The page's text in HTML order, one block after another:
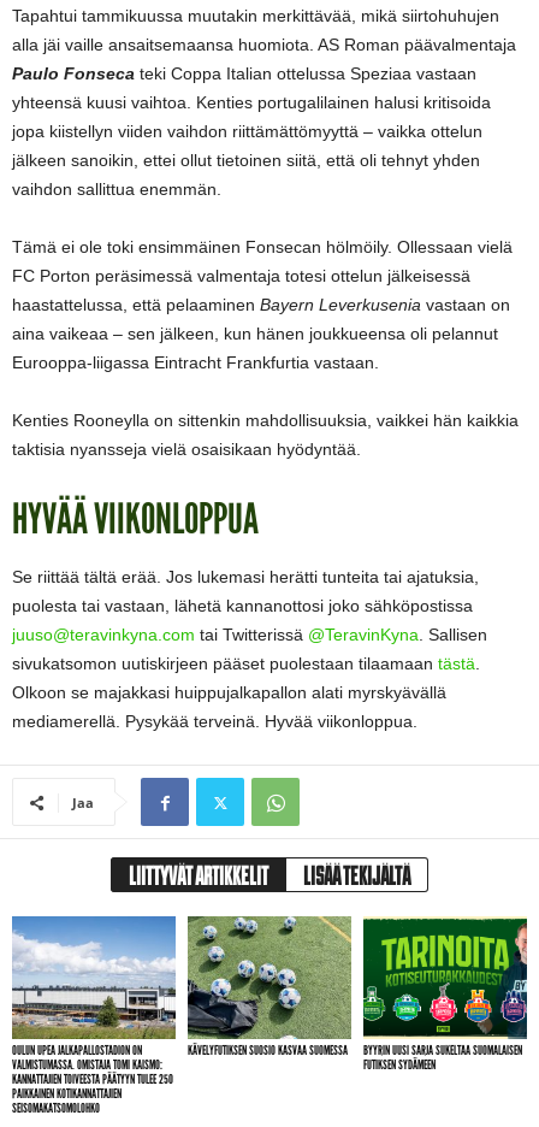
Tapahtui tammikuussa muutakin merkittävää, mikä siirtohuhujen
alla jäi vaille ansaitsemaansa huomiota. AS Roman päävalmentaja
Paulo Fonseca teki Coppa Italian ottelussa Speziaa vastaan
yhteensä kuusi vaihtoa. Kenties portugalilainen halusi kritisoida
jopa kiistellyn viiden vaihdon riittämättömyyttä – vaikka ottelun
jälkeen sanoikin, ettei ollut tietoinen siitä, että oli tehnyt yhden
vaihdon sallittua enemmän.
Tämä ei ole toki ensimmäinen Fonsecan hölmöily. Ollessaan vielä
FC Porton peräsimessä valmentaja totesi ottelun jälkeisessä
haastattelussa, että pelaaminen Bayern Leverkusenia vastaan on
aina vaikeaa – sen jälkeen, kun hänen joukkueensa oli pelannut
Eurooppa-liigassa Eintracht Frankfurtia vastaan.
Kenties Rooneylla on sittenkin mahdollisuuksia, vaikkei hän kaikkia
taktisia nyansseja vielä osaisikaan hyödyntää.
HYVÄÄ VIIKONLOPPUA
Se riittää tältä erää. Jos lukemasi herätti tunteita tai ajatuksia,
puolesta tai vastaan, lähetä kannanottosi joko sähköpostissa
juuso@teravinkyna.com tai Twitterissä @TeravinKyna. Sallisen
sivukatsomon uutiskirjeen pääset puolestaan tilaamaan tästä.
Olkoon se majakkasi huippujalkapallon alati myrskyävällä
mediamerellä. Pysykää terveinä. Hyvää viikonloppua.
Jaa
LIITTYVÄT ARTIKKELIT LISÄÄ TEKIJÄLTÄ
OULUN UPEA JALKAPALLOSTADION ON
VALMISTUMASSA. OMISTAJA TOMI KAISMO:
KANNATTAJIEN TOIVEESTA PÄÄTYYN TULEE 250
PAIKKAINEN KOTIKANNATTAJIEN
SEISOMAKATSOMOLOHKO
KÄVELYFUTIKSEN SUOSIO KASVAA SUOMESSA
BYYRIN UUSI SARJA SUKELTAA SUOMALAISEN
FUTIKSEN SYDÄMEEN